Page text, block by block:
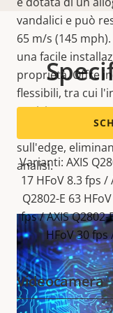
vandalici e può
65 m/s (145
una facile
proprietà. Offre
flessibili, tra cui
posizionamento
questa
sull'edge,
analisi.
Varianti: AXIS
17 HFoV 8.3 fps /
Q2802-E 63
fps / AXIS Q2802-
HFoV 30 fps
Videocamera